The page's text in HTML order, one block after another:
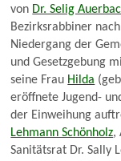
von Dr. Selig
Bezirksrabbiner
Niedergang der
und Gesetzgebung
seine Frau Hilda
eröffnete Jugend-
der Einweihung
Lehmann Schönholz,
Sanitätsrat Dr. Sally